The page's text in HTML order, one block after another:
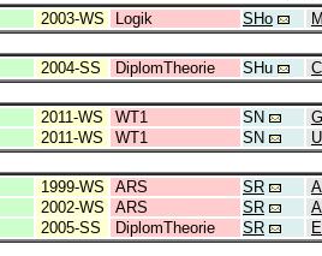
2003-WS Logik SHo
2004-SS DiplomTheorie SHu
2011-WS WT1 SN
2011-WS WT1 SN
1999-WS ARS SR
2002-WS ARS SR
2005-SS DiplomTheorie SR